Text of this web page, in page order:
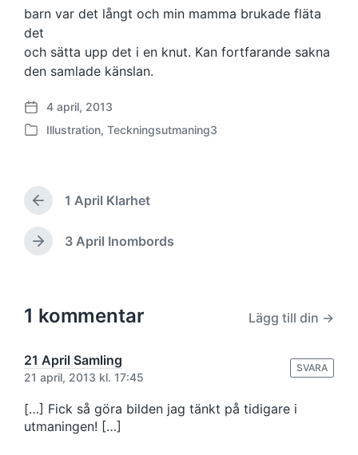
barn var det långt och min mamma brukade fläta
det
och sätta upp det i en knut. Kan fortfarande sakna
den samlade känslan.
P
u
c
e
r
i
d
u
m
4 april, 2013
P
i
e
Illustration, Teckningsutmaning3
F
ö
r
e
n
e
i
n
l
ä
g
1 April Klarhet
N
a
ä
g
:
3 April Inombords
1 kommentar Lägg till din →
21 April Samling
21 april, 2013 kl. 17:45
[…] Fick så göra bilden jag tänkt på tidigare i
utmaningen! […]
SVARA